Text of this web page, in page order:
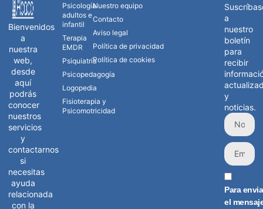
Bienvenidos
a
nuestra
web,
desde
aquí
podrás
conocer
nuestros
servicios
y
contactarnos
si
necesitas
ayuda
relacionada
con la
Psicología
adultos e
infantil
Terapia
EMDR
Psiquiatría
Psicopedagogía
Logopedia
Fisioterapia y
Psicomotricidad
Nuestro equipo
Contacto
Aviso legal
Política de privacidad
Política de cookies
a
nuestro
boletín
para
recibir
y
noticias.
Para
el